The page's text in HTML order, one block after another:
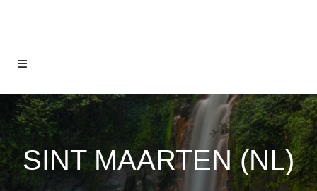
SINT MAARTEN (NL)